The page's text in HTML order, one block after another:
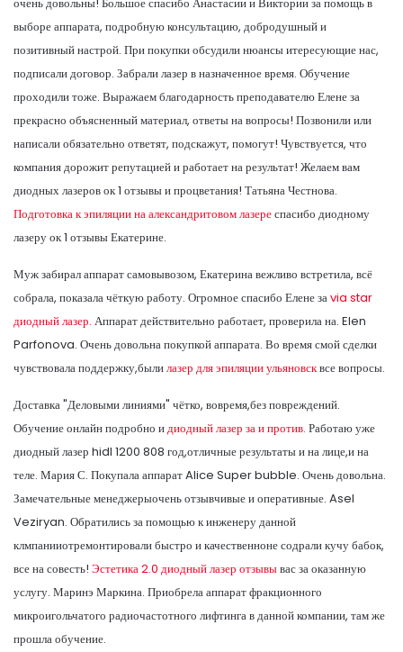
выборе аппарата, подробную консультацию, добродушный и
позитивный настрой. При покупки обсудили нюансы итересующие нас,
подписали договор. Забрали лазер в назначенное время. Обучение
проходили тоже. Выражаем благодарность преподавателю Елене за
прекрасно объясненный материал, ответы на вопросы! Позвонили или
написали обязательно ответят, подскажут, помогут! Чувствуется, что
компания дорожит репутацией и работает на результат! Желаем вам
диодных лазеров ок 1 отзывы и процветания! Татьяна Честнова.
Подготовка к эпиляции на александритовом лазереспасибо диодному
лазеру ок 1 отзывы Екатерине.
Муж забирал аппарат самовывозом, Екатерина вежливо встретила, всё
собрала, показала чёткую работу. Огромное спасибо Елене заvia star
диодный лазер. Аппарат действительно работает, проверила на. Elen
Parfonova. Очень довольна покупкой аппарата. Во время смой сделки
чувствовала поддержку,былилазер для эпиляции ульяновсквсе вопросы.
Доставка "Деловыми линиями" чётко, вовремя,без повреждений.
Обучение онлайн подробно идиодный лазер за и против. Работаю уже
диодный лазер hidl 1200 808 год,отличные результаты и на лице,и на
теле. Мария С. Покупала аппарат Alice Super bubble. Очень довольна.
Замечательные менеджерыочень отзывчивые и оперативные. Asel
Veziryan. Обратились за помощью к инженеру данной
клмпанииотремонтировали быстро и качественноне содрали кучу бабок,
все на совесть! Эстетика 2.0 диодный лазер отзывывас за оказанную
услугу. Маринэ Маркина. Приобрела аппарат фракционного
микроигольчатого радиочастотного лифтинга в данной компании, там же
прошла обучение.